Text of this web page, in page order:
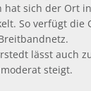
hat sich der Ort
So verfügt die
lässt auch
steigt.